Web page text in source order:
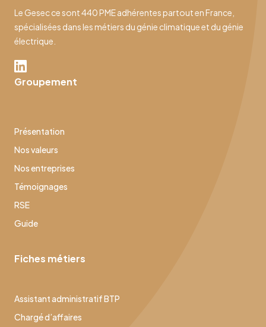
Le Gesec ce sont 440 PME adhérentes partout en France,
spécialisées dans les métiers du génie climatique et du génie
électrique.
Groupement
Présentation
Nos valeurs
Nos entreprises
Témoignages
RSE
Guide
Fiches métiers
Assistant administratif BTP
Chargé d’affaires